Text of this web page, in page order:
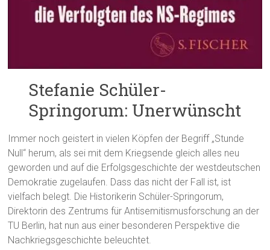
Stefanie Schüler-
Springorum: Unerwünscht
Immer noch geistert in vielen Köpfen der Begriff „Stunde
Null“ herum, als sei mit dem Kriegsende gleich alles neu
geworden und auf die Erfolgsgeschichte der westdeutschen
Demokratie zugelaufen. Dass das nicht der Fall ist, ist
vielfach belegt. Die Historikerin Schüler-Springorum,
Direktorin des Zentrums für Antisemitismusforschung an der
TU Berlin, hat nun aus einer besonderen Perspektive die
Nachkriegsgeschichte beleuchtet.